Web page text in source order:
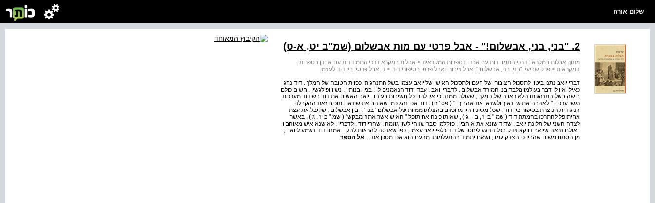
שלום אורח
2. "בני, בני, אבשלום!" - אבל פרטי עם מות אבשלום (שמ"ב יט, א-ט)
מתוך:אבלות במקרא : דרכי התמודדות עם אבדן בספרות המקראית > אבלות במקרא דרכי התמודדות עם אבדן בספרות
המקראית > פרק שביעי: "בני, בני, אבשלום!": אבל ציבורי ואבל פרטי בסיפורי דוד > ד. אבל פרטי: בין דוד לעצמו
דברי יואב נתנו ביטוי לתסכול הציבורי של העם ולתסכול האישי של יואב עצמו בשל התנהגותו כפוית הטובה של המלך . דוד נהג
כאילו אין לו דבר בעולמו מלבד בנו המורד אבשלום . לדברי יואב , עבדי דוד הנאמנים לו , בניו ובנותיו , נשיו ופילגשיו , חשים כולם
בושה בשל התנהגותו הלא ראויה של המלך , שעולה ממנה כי אין להם כל חשיבות בעיניו . יואב האשים את דוד בשידוד מערכות
רגשי ערכי : " לאהבה את ש ֹ נאיך ולשנא ֹ את אהביך ֹ " ( פס ' ז ) . דוד אכן נהג כמי שאוהב את שונאו . תוכיח זאת ההקבלה
הניגודית הנוצרת בסיפור בין דוד , שכל מעייניו היו מרוכזים בהצלתו ממוות של אבשלום ' בנו ' , ובין אבשלום , שקיבל את עצת
אחיתופל להתרכז בהמתת דוד ( שמ " ב יז , ב – ג ) , שאותו כינה אחיתופל " האיש אשר אתה מבקש" ( שמ " ב יז , ג ) . באשר
לצדה השני של תלונת יואב , שדוד שונא את אוהביו , פוקלמן סבר שזוהי לשון גוזמה , שהרי דוד , לדבריו , לא שנא איש מאוהביו
. אולם נראה שיואב דווקא צדק בכל הנוגע ליחסו של דוד כלפי יואב עצמו , כפי שאנסה להראות להלן . אמנם דוד נשמע ליואב ,
מן הסתם משום שהבין כי הצדק עמו , ושאם יתמיד בהתעלמותו מהעם הוא אכן מסכן את... אל הספר